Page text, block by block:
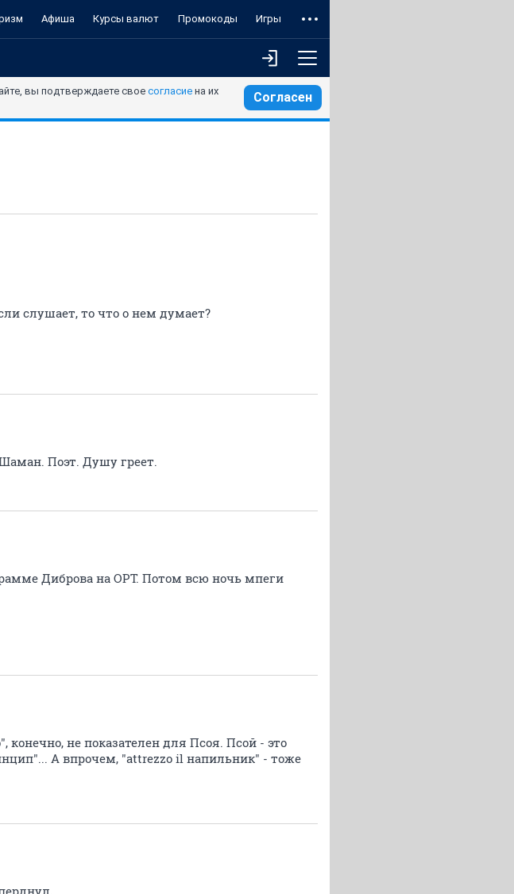
Афиша Курсы валют Промокоды Игры
вы подтверждаете свое согласие на их
Согласен
слушает, то что о нем думает?
Поэт. Душу греет.
Диброва на ОРТ. Потом всю ночь мпеги
не показателен для Псоя. Псой - это
А впрочем, "attrezzo il напильник" - тоже